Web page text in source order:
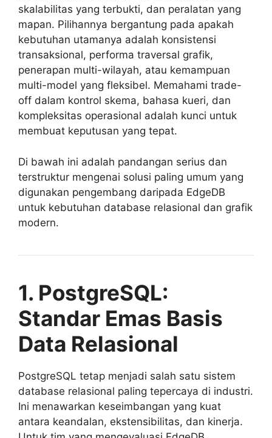
skalabilitas yang terbukti, dan peralatan yang
mapan. Pilihannya bergantung pada apakah
kebutuhan utamanya adalah konsistensi
transaksional, performa traversal grafik,
penerapan multi-wilayah, atau kemampuan
multi-model yang fleksibel. Memahami trade-
off dalam kontrol skema, bahasa kueri, dan
kompleksitas operasional adalah kunci untuk
membuat keputusan yang tepat.
Di bawah ini adalah pandangan serius dan
terstruktur mengenai solusi paling umum yang
digunakan pengembang daripada EdgeDB
untuk kebutuhan database relasional dan grafik
modern.
1. PostgreSQL:
Standar Emas Basis
Data Relasional
PostgreSQL tetap menjadi salah satu sistem
database relasional paling tepercaya di industri.
Ini menawarkan keseimbangan yang kuat
antara keandalan, ekstensibilitas, dan kinerja.